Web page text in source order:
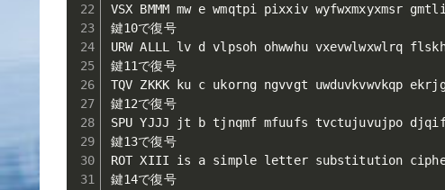
VSX BMMM mw e wmqtpi pixxiv
鍵10で復号
URW ALLL lv d vlpsoh ohwwhu vxevwlwxwlrq
鍵11で復号
TQV ZKKK ku c ukorng ngvvgt uwduvkvwvkqp
鍵12で復号
SPU YJJJ jt b tjnqmf mfuufs tvctujuvujpo
鍵13で復号
ROT XIII is a simple letter substitution
鍵14で復号